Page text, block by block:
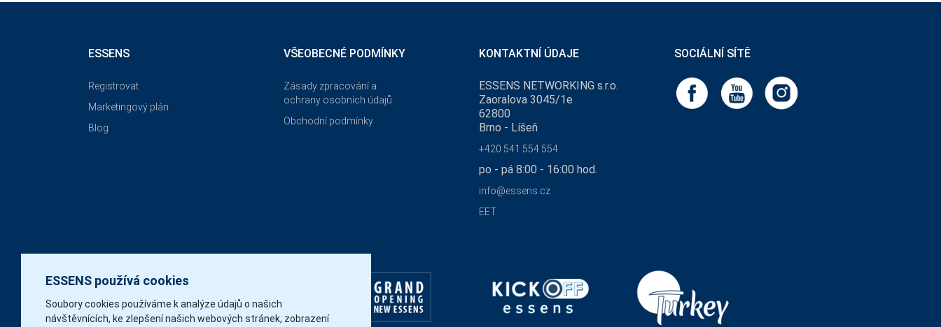
ESSENS používá cookies
Soubory cookies používáme k analýze údajů o našich
návštěvnících, ke zlepšení našich webových stránek, zobrazení
ESSENS
Registrovat
Marketingový plán
Blog
VŠEOBECNÉ PODMÍNKY
Zásady zpracování a
ochrany osobních údajů
Obchodní podmínky
KONTAKTNÍ ÚDAJE
ESSENS NETWORKING s.r.o.
Zaoralova 3045/1e
62800
Brno - Líšeň
+420 541 554 554
po - pá 8:00 - 16:00 hod.
info@essens.cz
EET
SOCIÁLNÍ SÍTĚ